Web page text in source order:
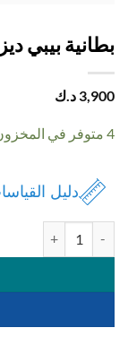
بيبي ديزني
د.ك
دليل القياسات